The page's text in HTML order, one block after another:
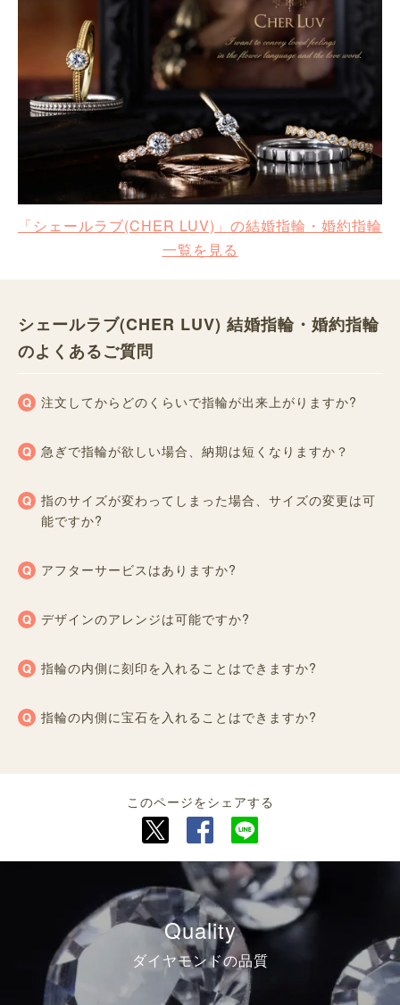
「シェールラブ(CHER LUV)」の結婚指輪・婚約指輪
一覧を見る
シェールラブ(CHER LUV) 結婚指輪・婚約指輪
のよくあるご質問
注文してからどのくらいで指輪が出来上がりますか?
急ぎで指輪が欲しい場合、納期は短くなりますか？
指のサイズが変わってしまった場合、サイズの変更は可
能ですか?
アフターサービスはありますか?
デザインのアレンジは可能ですか?
指輪の内側に刻印を入れることはできますか?
指輪の内側に宝石を入れることはできますか?
このページをシェアする
Quality
ダイヤモンドの品質